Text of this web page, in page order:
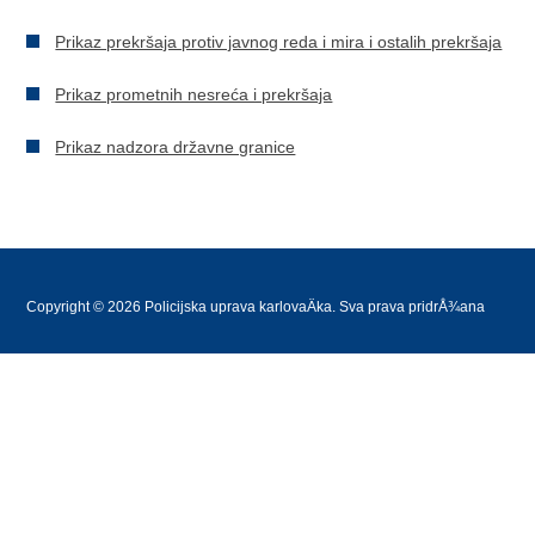
Prikaz prekršaja protiv javnog reda i mira i ostalih prekršaja
Prikaz prometnih nesreća i prekršaja
Prikaz nadzora državne granice
Copyright © 2026 Policijska uprava karlovaÄka. Sva prava pridrÅ¾ana